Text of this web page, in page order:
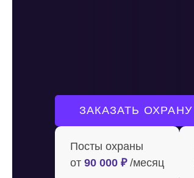
ЗАКАЗАТЬ ОХРАНУ
Посты охраны
от 90 000 ₽/месяц